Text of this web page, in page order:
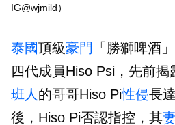
IG@wjmild）
泰國頂級豪門
「勝獅啤酒
四代成員Hiso Psi，先前
班人 的哥哥Hiso Pi性侵長
後，Hiso Pi否認指控，其